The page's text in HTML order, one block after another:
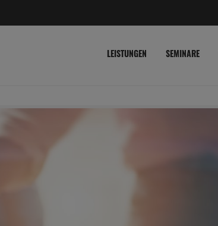
LEISTUNGEN SEMINARE